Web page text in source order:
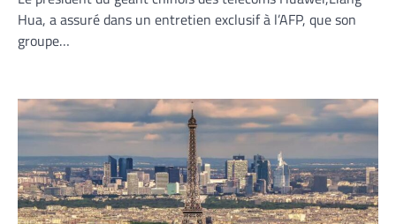
Hua, a assuré dans un entretien exclusif à l’AFP, que son
groupe…